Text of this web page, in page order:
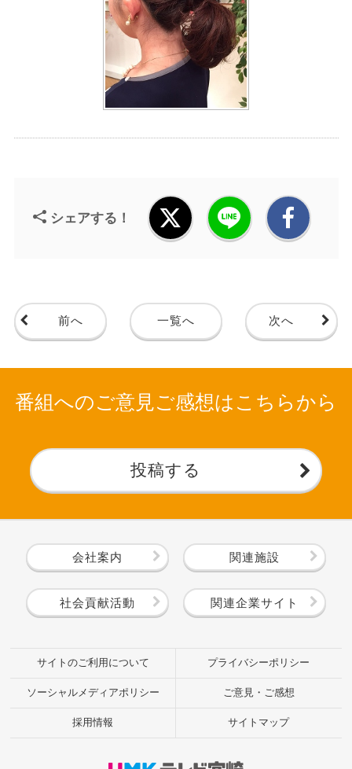
シェアする！
前へ 一覧へ 次へ
番組へのご意見ご感想はこちらから
投稿する
会社案内 関連施設
社会貢献活動 関連企業サイト
サイトのご利用について プライバシーポリシー
ソーシャルメディアポリシー ご意見・ご感想
採用情報 サイトマップ